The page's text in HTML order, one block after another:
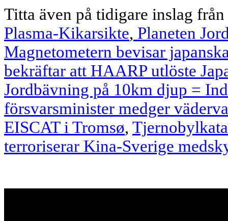
Titta även på tidigare inslag från
Plasma-Kikarsikte, Planeten
Magnetometern bevisar
bekräftar att HAARP utlöste
Jordbävning på 10km djup =
försvarsminister medger
EISCAT i Tromsø,
terroriserar Kina-Sverige